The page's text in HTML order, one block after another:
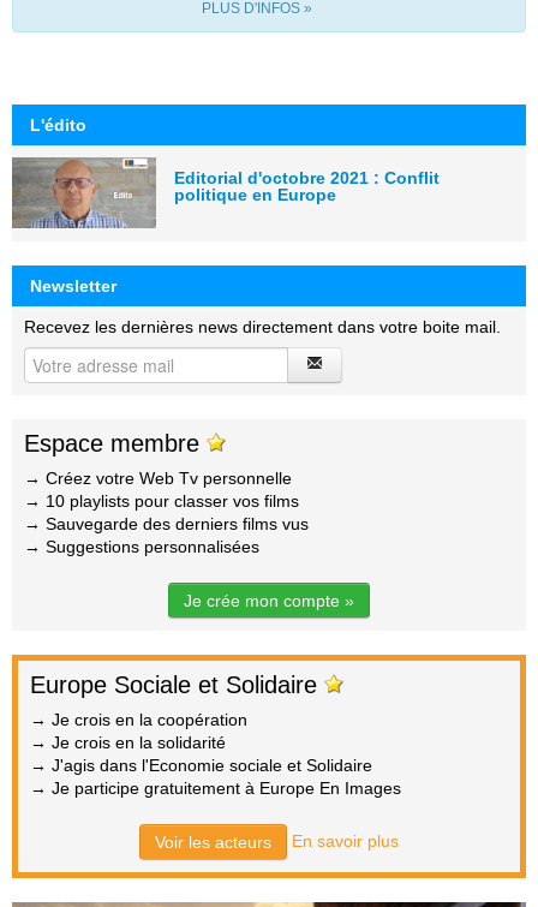
PLUS D'INFOS »
L'édito
Editorial d'octobre 2021 : Conflit
politique en Europe
Newsletter
Recevez les dernières news directement dans votre boite mail.
Espace membre
→ Créez votre Web Tv personnelle
→ 10 playlists pour classer vos films
→ Sauvegarde des derniers films vus
→ Suggestions personnalisées
Je crée mon compte »
Europe Sociale et Solidaire
→ Je crois en la coopération
→ Je crois en la solidarité
→ J'agis dans l'Economie sociale et Solidaire
→ Je participe gratuitement à Europe En Images
Voir les acteurs En savoir plus